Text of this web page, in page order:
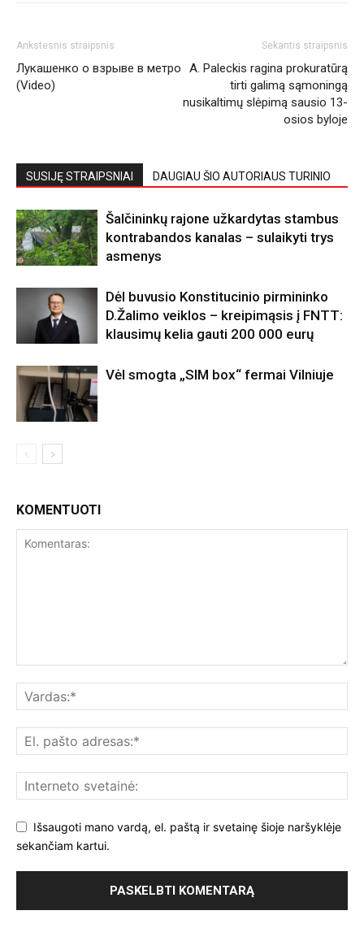
Ankstesnis straipsnis
Лукашенко о взрыве в метро
(Video)
Sekantis straipsnis
A. Paleckis ragina prokuratūrą
tirti galimą sąmoningą
nusikaltimų slėpimą sausio 13-
osios byloje
SUSIJĘ STRAIPSNIAI DAUGIAU ŠIO AUTORIAUS TURINIO
Šalčininkų rajone užkardytas stambus
kontrabandos kanalas – sulaikyti trys
asmenys
Dėl buvusio Konstitucinio pirmininko
D.Žalimo veiklos – kreipimąsis į FNTT:
klausimų kelia gauti 200 000 eurų
Vėl smogta „SIM box“ fermai Vilniuje
KOMENTUOTI
Išsaugoti mano vardą, el. paštą ir svetainę šioje naršyklėje
sekančiam kartui.